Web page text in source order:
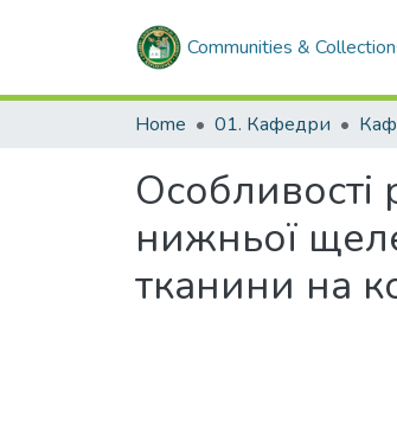
Communities &
Home 01. Кафедри
Особливості
нижньої
тканини на